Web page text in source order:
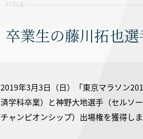
TITLE
卒業生の藤川拓也
2019年3月3日（日）「東京マラソン
済学科卒業）と神野大地選手（セルソ
チャンピオンシップ）出場権を獲得しま